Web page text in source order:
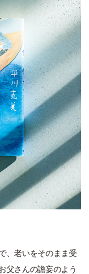
、老いをそのまま受
父さんの譫妄のよう